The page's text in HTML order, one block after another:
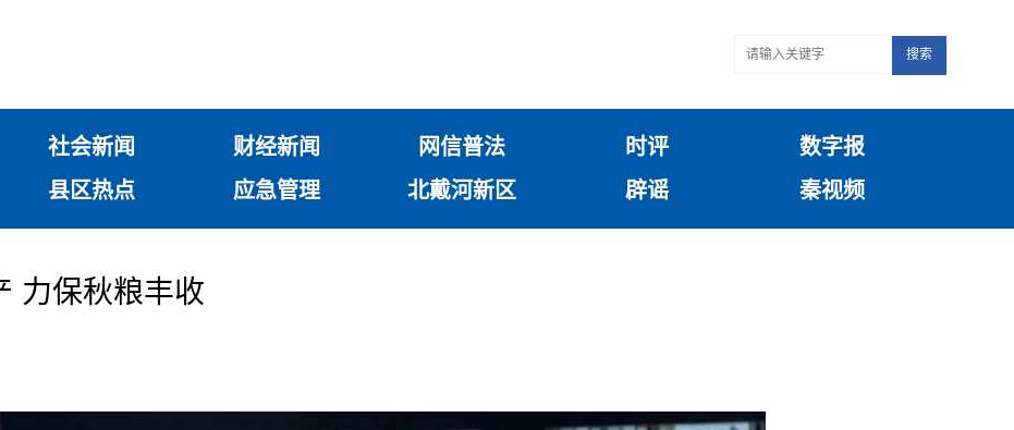
搜索
社会新闻 财经新闻 网信普法 时评
数字报
县区热点 应急管理 北戴河新区 辟谣 秦视频
力保秋粮丰收